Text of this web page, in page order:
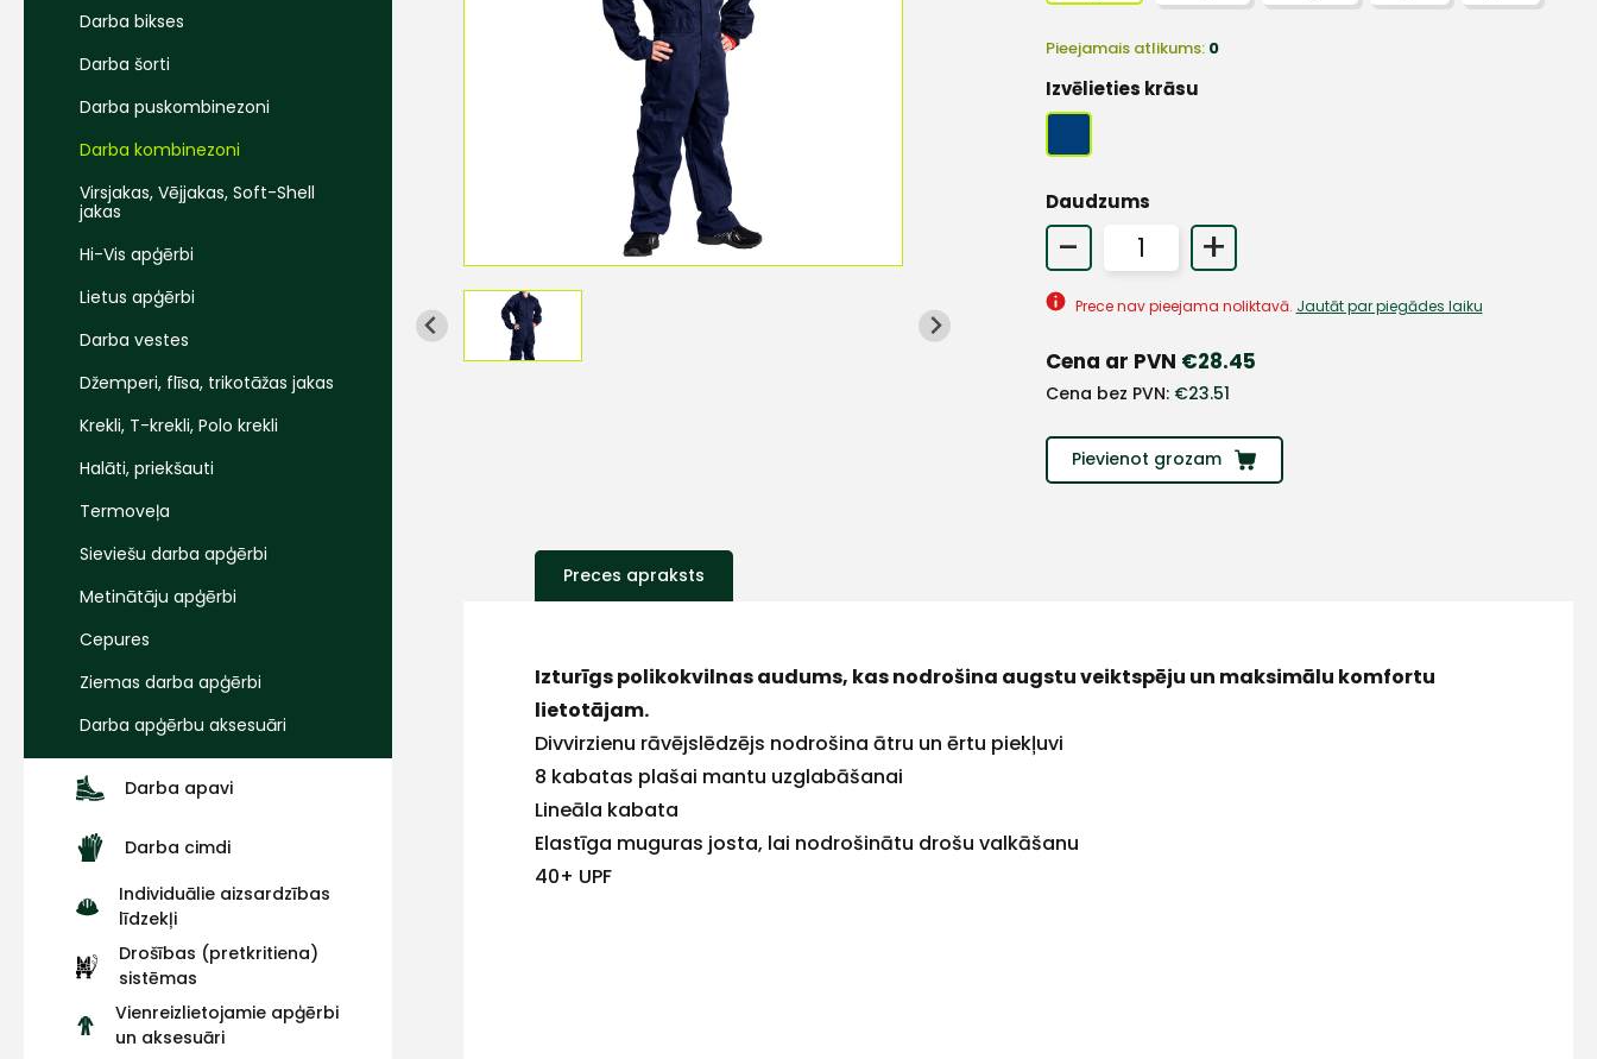
Darba bikses
Darba šorti
Darba puskombinezoni
Darba kombinezoni
Virsjakas, Vējjakas, Soft-Shell
jakas
Hi-Vis apģērbi
Lietus apģērbi
Darba vestes
Džemperi, flīsa, trikotāžas jakas
Krekli, T-krekli, Polo krekli
Halāti, priekšauti
Termoveļa
Sieviešu darba apģērbi
Metinātāju apģērbi
Cepures
Ziemas darba apģērbi
Darba apģērbu aksesuāri
Darba apavi
Darba cimdi
Individuālie aizsardzības
līdzekļi
Drošības (pretkritiena)
sistēmas
Vienreizlietojamie apģērbi
un aksesuāri
Pieejamais atlikums: 0
Izvēlieties krāsu
Daudzums
- +
Prece nav pieejama noliktavā. Jautāt par piegādes laiku
Cena ar PVN €28.45
Cena bez PVN: €23.51
Pievienot grozam
Preces apraksts
Izturīgs polikokvilnas audums, kas nodrošina augstu veiktspēju un maksimālu komfortu
lietotājam.
Divvirzienu rāvējslēdzējs nodrošina ātru un ērtu piekļuvi
8 kabatas plašai mantu uzglabāšanai
Lineāla kabata
Elastīga muguras josta, lai nodrošinātu drošu valkāšanu
40+ UPF
+